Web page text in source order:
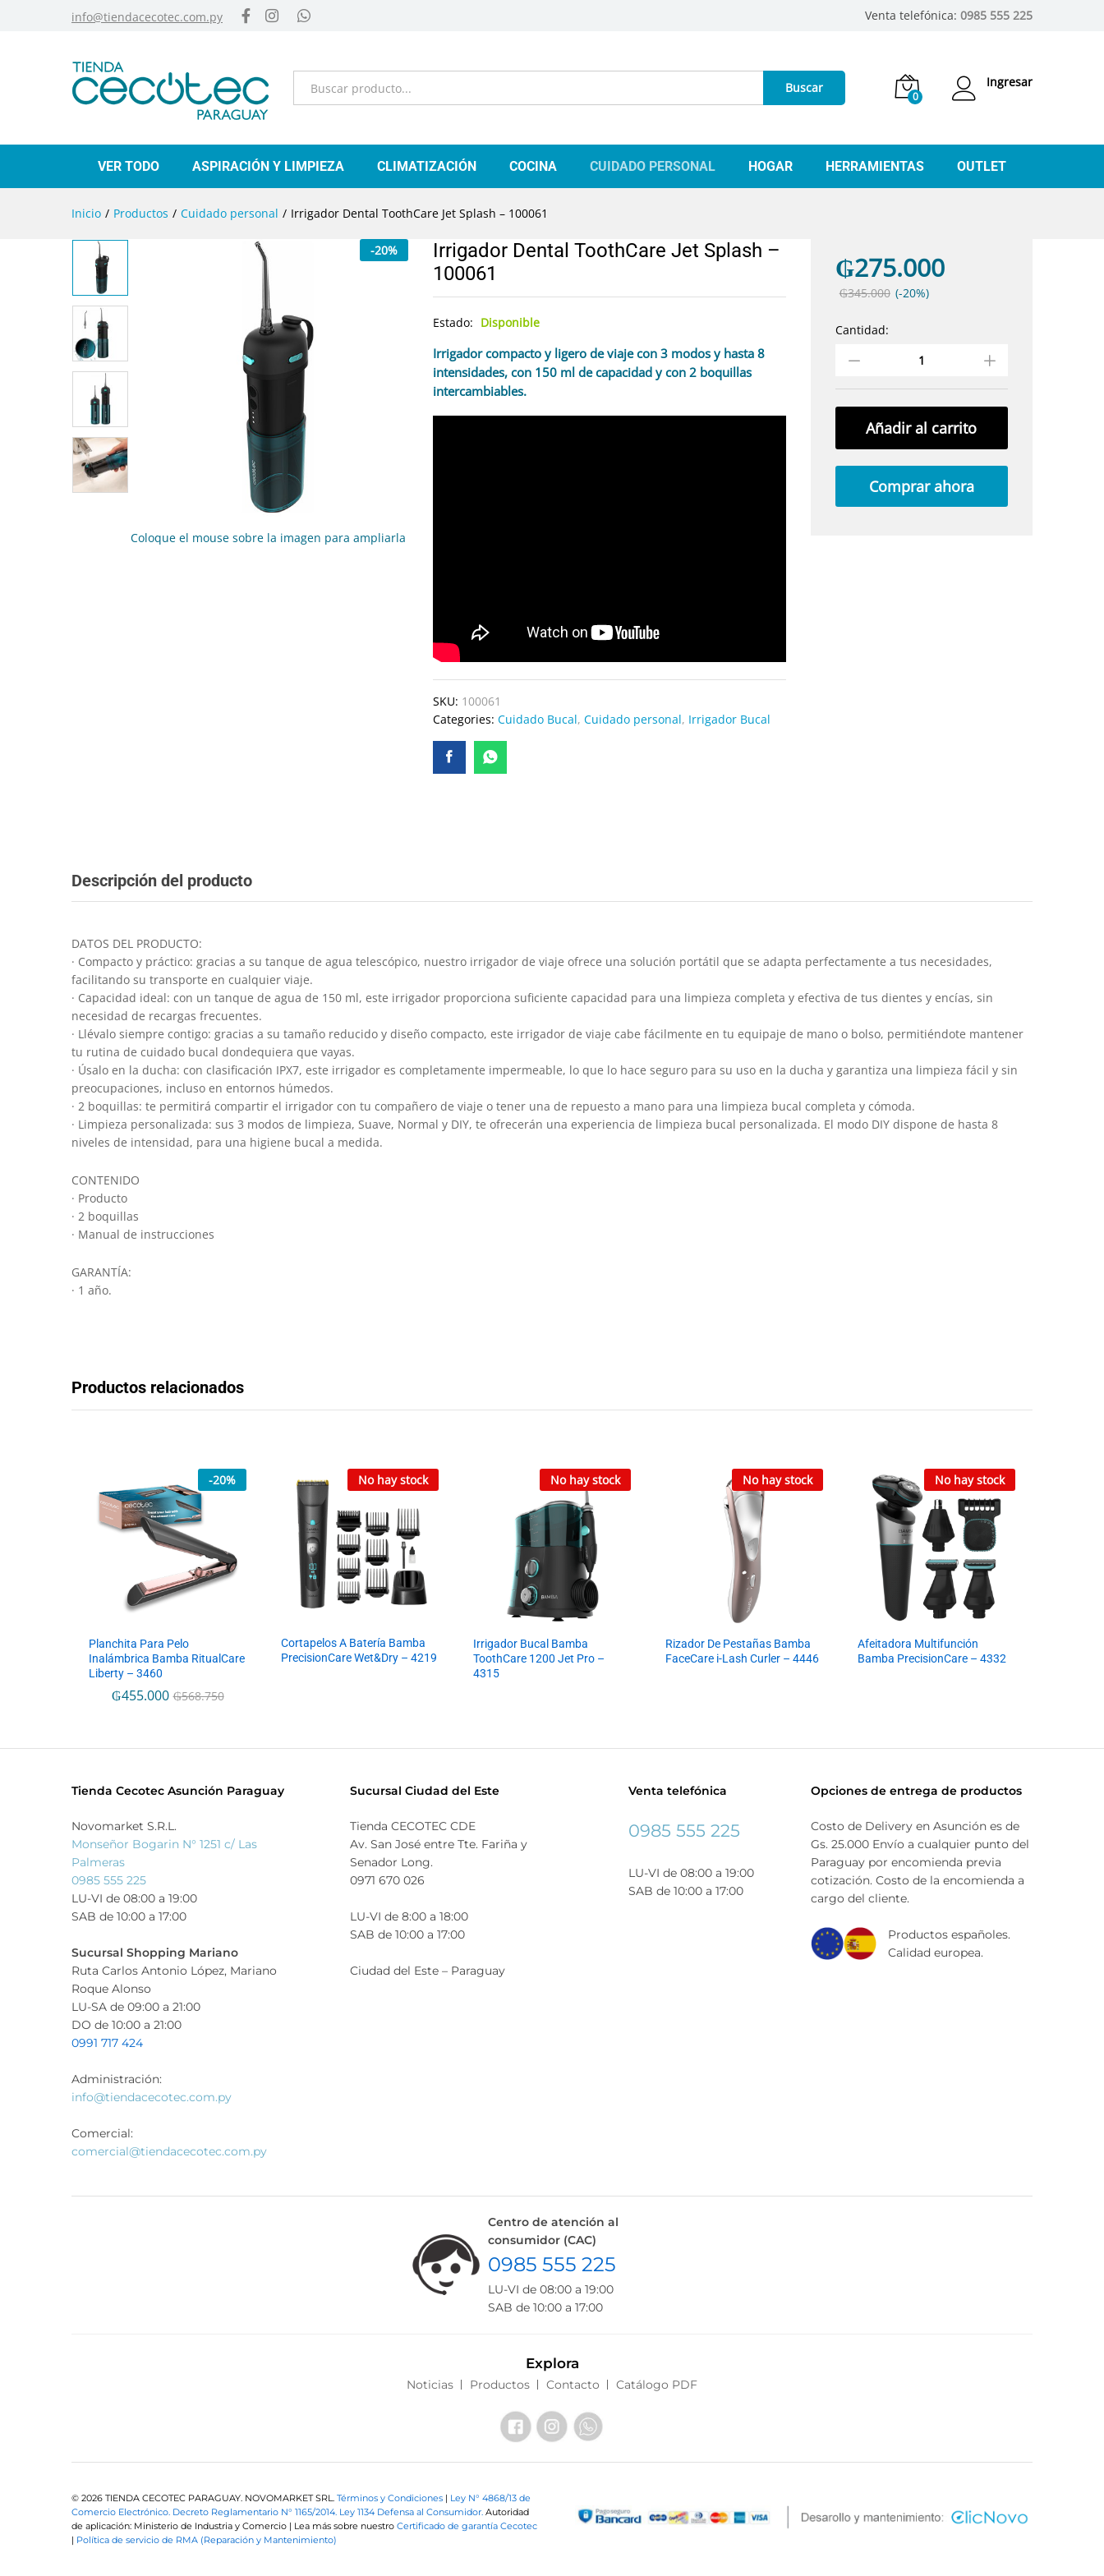
info@tiendacecotec.com.py Venta telefónica: 0985 555 225
Categorías Buscar
0
Ingresar
VER TODO ASPIRACIÓN Y LIMPIEZA CLIMATIZACIÓN COCINA CUIDADO PERSONAL HOGAR HERRAMIENTAS OUTLET
Inicio / Productos / Cuidado personal / Irrigador Dental ToothCare Jet Splash – 100061
-20%
Coloque el mouse sobre la imagen para ampliarla
Irrigador Dental ToothCare Jet Splash –
100061
Estado: Disponible
Irrigador compacto y ligero de viaje con 3 modos y hasta 8
intensidades, con 150 ml de capacidad y con 2 boquillas
intercambiables.
SKU: 100061
Categories: Cuidado Bucal, Cuidado personal, Irrigador Bucal
₲275.000
₲345.000 (-20%)
antidad
Cantidad:
Añadir al carrito
Comprar ahora
Descripción del producto
DATOS DEL PRODUCTO:
· Compacto y práctico: gracias a su tanque de agua telescópico, nuestro irrigador de viaje ofrece una solución portátil que se adapta perfectamente a tus necesidades,
facilitando su transporte en cualquier viaje.
· Capacidad ideal: con un tanque de agua de 150 ml, este irrigador proporciona suficiente capacidad para una limpieza completa y efectiva de tus dientes y encías, sin
necesidad de recargas frecuentes.
· Llévalo siempre contigo: gracias a su tamaño reducido y diseño compacto, este irrigador de viaje cabe fácilmente en tu equipaje de mano o bolso, permitiéndote mantener
tu rutina de cuidado bucal dondequiera que vayas.
· Úsalo en la ducha: con clasificación IPX7, este irrigador es completamente impermeable, lo que lo hace seguro para su uso en la ducha y garantiza una limpieza fácil y sin
preocupaciones, incluso en entornos húmedos.
· 2 boquillas: te permitirá compartir el irrigador con tu compañero de viaje o tener una de repuesto a mano para una limpieza bucal completa y cómoda.
· Limpieza personalizada: sus 3 modos de limpieza, Suave, Normal y DIY, te ofrecerán una experiencia de limpieza bucal personalizada. El modo DIY dispone de hasta 8
niveles de intensidad, para una higiene bucal a medida.
CONTENIDO
· Producto
· 2 boquillas
· Manual de instrucciones
GARANTÍA:
· 1 año.
Productos relacionados
-20%
Planchita Para Pelo
Inalámbrica Bamba RitualCare
Liberty – 3460
₲455.000 ₲568.750
No hay stock
Cortapelos A Batería Bamba
PrecisionCare Wet&Dry – 4219
No hay stock
Irrigador Bucal Bamba
ToothCare 1200 Jet Pro –
4315
No hay stock
Rizador De Pestañas Bamba
FaceCare i-Lash Curler – 4446
No hay stock
Afeitadora Multifunción
Bamba PrecisionCare – 4332
Tienda Cecotec Asunción Paraguay
Novomarket S.R.L.
Monseñor Bogarin N° 1251 c/ Las
Palmeras
0985 555 225
LU-VI de 08:00 a 19:00
SAB de 10:00 a 17:00
Sucursal Shopping Mariano
Ruta Carlos Antonio López, Mariano
Roque Alonso
LU-SA de 09:00 a 21:00
DO de 10:00 a 21:00
0991 717 424
Administración:
info@tiendacecotec.com.py
Comercial:
comercial@tiendacecotec.com.py
Sucursal Ciudad del Este
Tienda CECOTEC CDE
Av. San José entre Tte. Fariña y
Senador Long.
0971 670 026
LU-VI de 8:00 a 18:00
SAB de 10:00 a 17:00
Ciudad del Este – Paraguay
Venta telefónica
0985 555 225
LU-VI de 08:00 a 19:00
SAB de 10:00 a 17:00
Opciones de entrega de productos
Costo de Delivery en Asunción es de
Gs. 25.000 Envío a cualquier punto del
Paraguay por encomienda previa
cotización. Costo de la encomienda a
cargo del cliente.
Productos españoles.
Calidad europea.
Centro de atención al
consumidor (CAC)
0985 555 225
LU-VI de 08:00 a 19:00
SAB de 10:00 a 17:00
Explora
Noticias Productos Contacto Catálogo PDF
© 2026 TIENDA CECOTEC PARAGUAY. NOVOMARKET SRL. Términos y Condiciones | Ley N° 4868/13 de
Comercio Electrónico. Decreto Reglamentario N° 1165/2014. Ley 1134 Defensa al Consumidor. Autoridad
de aplicación: Ministerio de Industria y Comercio | Lea más sobre nuestro Certificado de garantía Cecotec
| Política de servicio de RMA (Reparación y Mantenimiento)